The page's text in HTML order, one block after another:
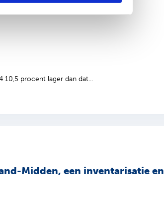
10,5 procent lager dan dat...
Midden, een inventarisatie en